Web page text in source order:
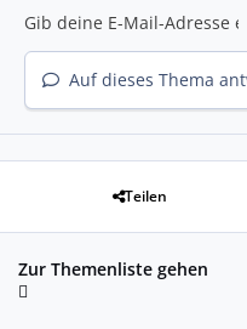
Auf dieses Thema
Teilen
Zur Themenliste gehen